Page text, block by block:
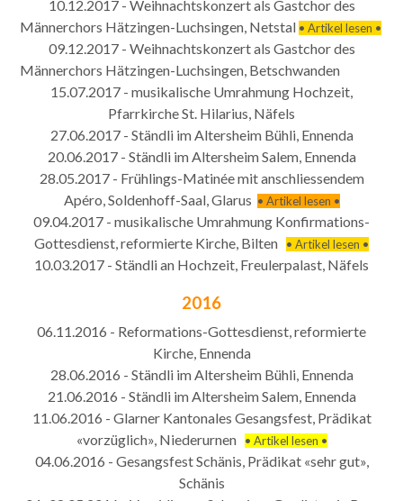
10.12.2017 - Weihnachtskonzert als Gastchor des
Männerchors Hätzingen-Luchsingen, Netstal • Artikel lesen •
09.12.2017 - Weihnachtskonzert als Gastchor des
Männerchors Hätzingen-Luchsingen, Betschwanden
15.07.2017 - musikalische Umrahmung Hochzeit,
Pfarrkirche St. Hilarius, Näfels
27.06.2017 - Ständli im Altersheim Bühli, Ennenda
20.06.2017 - Ständli im Altersheim Salem, Ennenda
28.05.2017 - Frühlings-Matinée mit anschliessendem
Apéro, Soldenhoff-Saal, Glarus • Artikel lesen •
09.04.2017 - musikalische Umrahmung Konfirmations-
Gottesdienst, reformierte Kirche, Bilten
• Artikel lesen •
10.03.2017 - Ständli an Hochzeit, Freulerpalast, Näfels
2016
06.11.2016 - Reformations-Gottesdienst, reformierte
Kirche, Ennenda
28.06.2016 - Ständli im Altersheim Bühli, Ennenda
21.06.2016 - Ständli im Altersheim Salem, Ennenda
11.06.2016 - Glarner Kantonales Gesangsfest, Prädikat
«vorzüglich», Niederurnen
• Artikel lesen •
04.06.2016 - Gesangsfest Schänis, Prädikat «sehr gut»,
Schänis